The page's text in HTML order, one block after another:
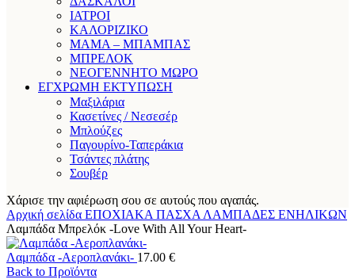
ΙΑΤΡΟΙ
ΚΑΛΟΡΙΖΙΚΟ
ΜΑΜΑ – ΜΠΑΜΠΑΣ
ΜΠΡΕΛΟΚ
ΝΕΟΓΕΝΝΗΤΟ ΜΩΡΟ
ΕΓΧΡΩΜΗ ΕΚΤΥΠΩΣΗ
Μαξιλάρια
Κασετίνες / Νεσεσέρ
Μπλούζες
Παγουρίνο-Ταπεράκια
Τσάντες πλάτης
Σουβέρ
Χάρισε την αφιέρωση σου σε αυτούς που αγαπάς.
Αρχική σελίδα ΕΠΟΧΙΑΚΑ ΠΑΣΧΑ ΛΑΜΠΑΔΕΣ ΕΝΗΛΙΚΩΝ
Λαμπάδα Μπρελόκ -Love With All Your Heart-
Λαμπάδα -Αεροπλανάκι- 17.00 €
Back to Προϊόντα